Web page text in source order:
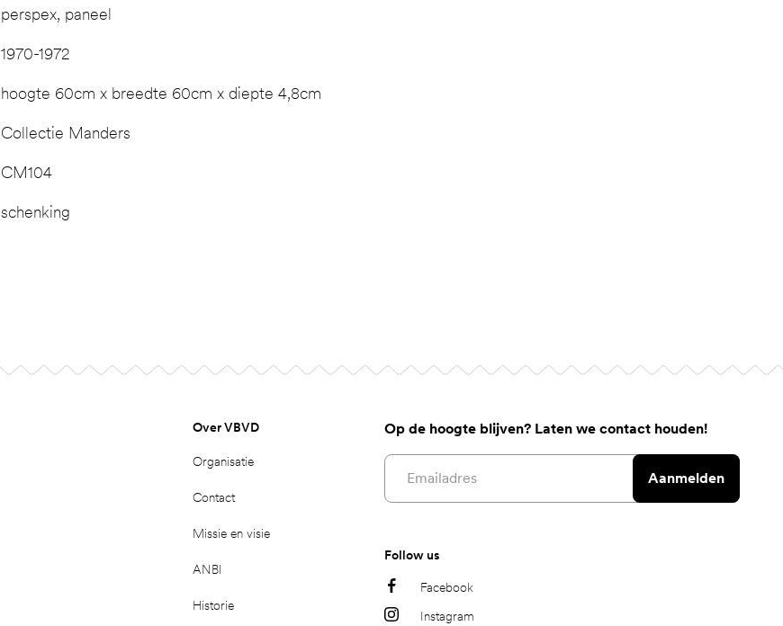
perspex, paneel
1970-1972
hoogte 60cm x breedte 60cm x diepte 4,8cm
Collectie Manders
CM104
schenking
Over VBVD
Organisatie
Contact
Missie en visie
ANBI
Historie
Op de hoogte blijven? Laten we contact houden!
Email address
Aanmelden
Follow us
Facebook
Instagram